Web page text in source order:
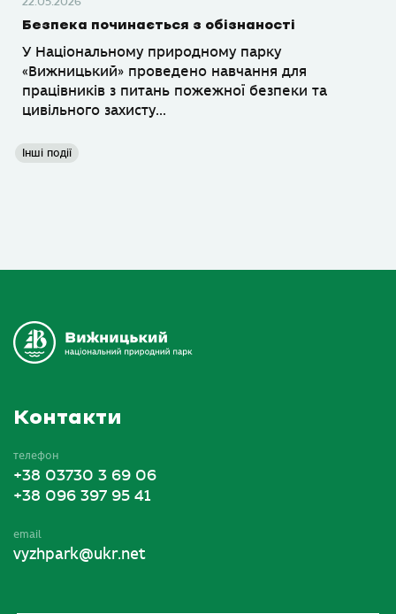
Безпека починається з обізнаності
У Національному природному парку
«Вижницький» проведено навчання для
працівників з питань пожежної безпеки та
цивільного захисту...
Інші події
Контакти
телефон
+38 03730 3 69 06
+38 096 397 95 41
email
vyzhpark@ukr.net